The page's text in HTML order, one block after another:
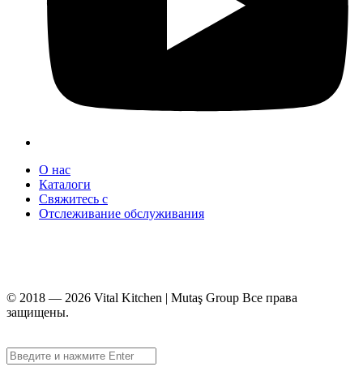
О нас
Каталоги
Свяжитесь с
Отслеживание обслуживания
© 2018 — 2026 Vital Kitchen | Mutaş Group Все права
защищены.